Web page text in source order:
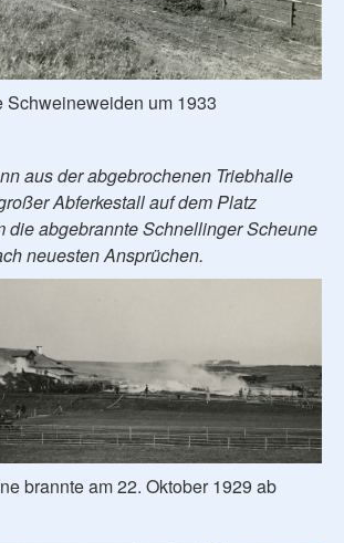
Schweineweiden um 1933
aus der abgebrochenen Triebhalle
Abferkestall auf dem Platz
die abgebrannte Schnellinger Scheune
neuesten Ansprüchen.
brannte am 22. Oktober 1929 ab